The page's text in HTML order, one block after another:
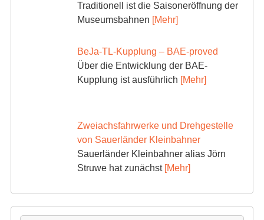
Traditionell ist die Saisoneröffnung der
Museumsbahnen [Mehr]
BeJa-TL-Kupplung – BAE-proved
Über die Entwicklung der BAE-
Kupplung ist ausführlich [Mehr]
Zweiachsfahrwerke und Drehgestelle
von Sauerländer Kleinbahner
Sauerländer Kleinbahner alias Jörn
Struwe hat zunächst [Mehr]